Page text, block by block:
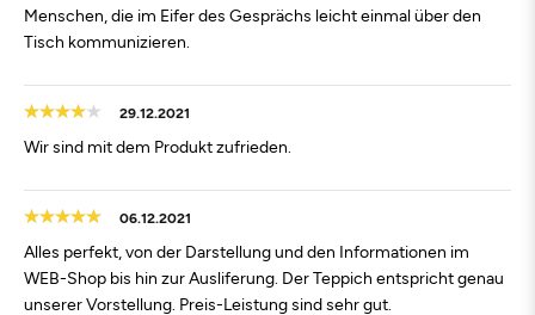
Menschen, die im Eifer des Gesprächs leicht einmal über den
Tisch kommunizieren.
29.12.2021
Wir sind mit dem Produkt zufrieden.
06.12.2021
Alles perfekt, von der Darstellung und den Informationen im
WEB-Shop bis hin zur Ausliferung. Der Teppich entspricht genau
unserer Vorstellung. Preis-Leistung sind sehr gut.